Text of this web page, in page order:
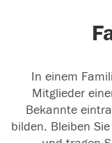
In einem
Mitglieder
Bekannte
bilden. Bleiben